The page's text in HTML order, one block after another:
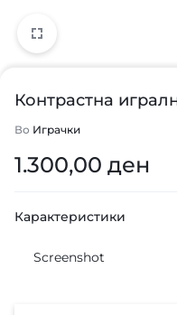
Контрастна
Во Играчки
1.300,00 ден
Карактеристики
Screenshot